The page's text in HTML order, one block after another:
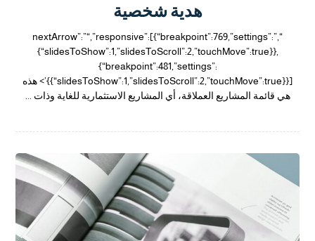
هدية شخصية
“,”nextArrow”:”“,”responsive”:[{“breakpoint”:769,”settings”:
{“slidesToShow”:1,”slidesToScroll”:2,”touchMove”:true}},
{“breakpoint”:481,”settings”:
{“slidesToShow”:1,”slidesToScroll”:2,”touchMove”:true}}]}’> هذه
هي قائمة المشاريع العملاقة، أي المشاريع الاستثمارية للغاية وذات ...